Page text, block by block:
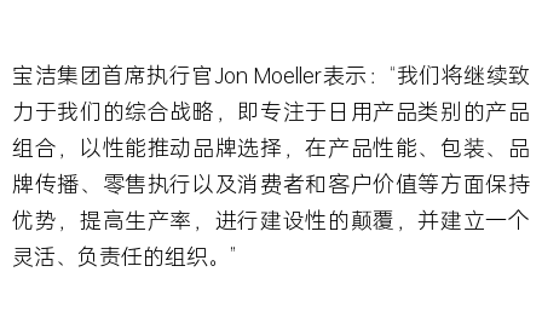
宝洁集团首席执行官Jon Moeller表示：“我们将继续致
力于我们的综合战略，即专注于日用产品类别的产品
组合，以性能推动品牌选择，在产品性能、包装、品
牌传播、零售执行以及消费者和客户价值等方面保持
优势，提高生产率，进行建设性的颠覆，并建立一个
灵活、负责任的组织。”